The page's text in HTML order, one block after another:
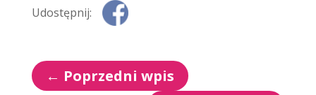
Udostępnij:
← Poprzedni wpis